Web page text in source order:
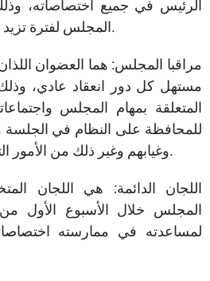
الرئيس في جميع اختصاصاته،
المجلس لفترة تزيد على أربعة أسابيع متصلة.
مستهل كل دور انعقاد عادي،
المتعلقة بمهام المجلس
للمحافظة على النظام في
وغيابهم وغير ذلك من الأمور التي يعهد بها الرئيس إليهما.
المجلس خلال الأسبوع الأول من
لمساعدته في ممارسته